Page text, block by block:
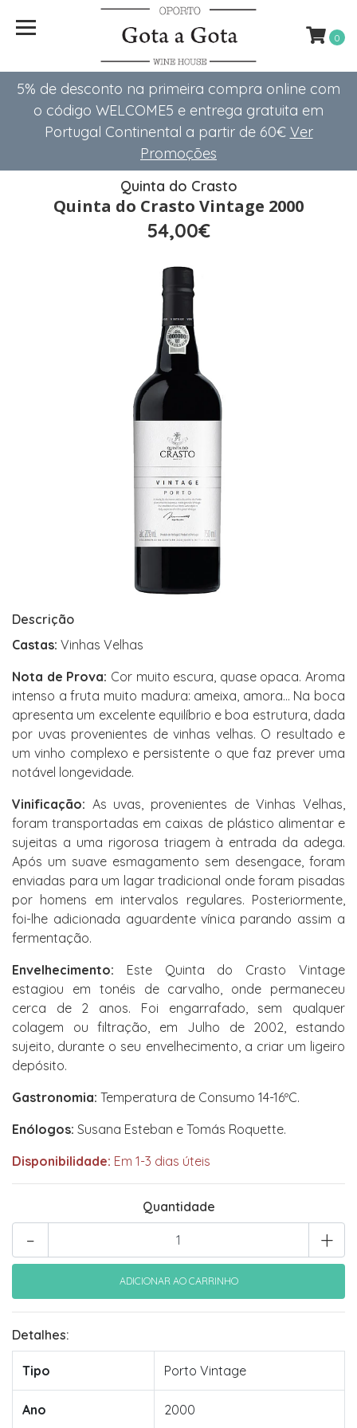
5% de desconto na primeira compra online com
o código WELCOME5 e entrega gratuita em
Portugal Continental a partir de 60€ Ver
Promoções
0
Quinta do Crasto
Quinta do Crasto Vintage 2000
54,00€
Descrição
Castas: Vinhas Velhas
Nota de Prova: Cor muito escura, quase opaca. Aroma
intenso a fruta muito madura: ameixa, amora… Na boca
apresenta um excelente equilíbrio e boa estrutura, dada
por uvas provenientes de vinhas velhas. O resultado e
um vinho complexo e persistente o que faz prever uma
notável longevidade.
Vinificação: As uvas, provenientes de Vinhas Velhas,
foram transportadas em caixas de plástico alimentar e
sujeitas a uma rigorosa triagem à entrada da adega.
Após um suave esmagamento sem desengace, foram
enviadas para um lagar tradicional onde foram pisadas
por homens em intervalos regulares. Posteriormente,
foi-lhe adicionada aguardente vínica parando assim a
fermentação.
Envelhecimento: Este Quinta do Crasto Vintage
estagiou em tonéis de carvalho, onde permaneceu
cerca de 2 anos. Foi engarrafado, sem qualquer
colagem ou filtração, em Julho de 2002, estando
sujeito, durante o seu envelhecimento, a criar um ligeiro
depósito.
Gastronomia: Temperatura de Consumo 14-16ºC.
Enólogos: Susana Esteban e Tomás Roquette.
Disponibilidade: Em 1-3 dias úteis
Quantidade
+
-
Detalhes:
Tipo Porto Vintage
Ano 2000